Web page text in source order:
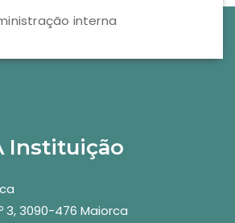
interna
Instituição
3, 3090-476 Maiorca